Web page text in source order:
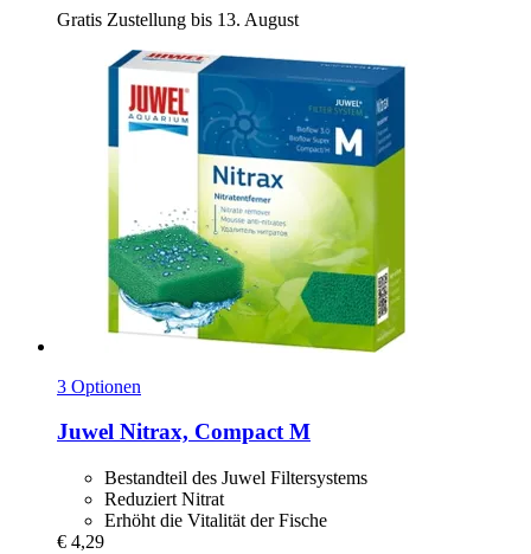
Gratis Zustellung bis 13. August
3 Optionen
Juwel Nitrax, Compact M
Bestandteil des Juwel Filtersystems
Reduziert Nitrat
Erhöht die Vitalität der Fische
€ 4,29